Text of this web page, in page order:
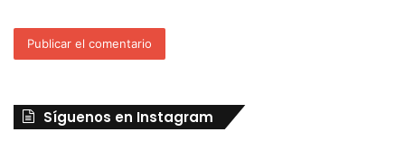
Síguenos en Instagram